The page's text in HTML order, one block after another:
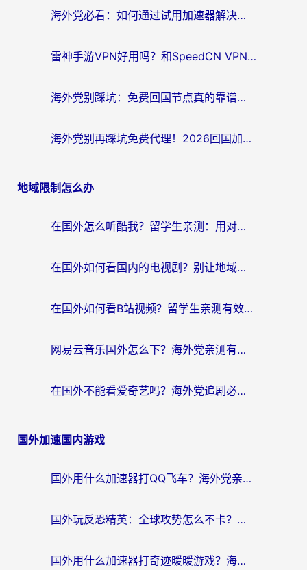
海外党必看：如何通过试用加速器解决国内APP地区限制？附2026最新对比测评
雷神手游VPN好用吗？和SpeedCN VPN对比哪个回国效果更好？海外党亲测3款加速器+避坑指南
海外党别踩坑：免费回国节点真的靠谱吗？教你选对加速器无缝访问国内资源
海外党别再踩坑免费代理！2026回国加速器全攻略：从选线到避坑，无缝访问国内资源
地域限制怎么办
在国外怎么听酷我？留学生亲测：用对加速器就能畅听国内音乐听书
在国外如何看国内的电视剧？别让地域限制成为追剧路上的绊脚石
在国外如何看B站视频？留学生亲测有效的回国加速器选择指南
网易云音乐国外怎么下？海外党亲测有效的回国加速器指南
在国外不能看爱奇艺吗？海外党追剧必看的回国加速器选择指南
国外加速国内游戏
国外用什么加速器打QQ飞车？海外党亲测有效的国服游戏加速指南
国外玩反恐精英：全球攻势怎么不卡？老玩家亲测的加速器选择指南
国外用什么加速器打奇迹暖暖游戏？海外党国服手游畅玩全攻略（附3款热门游戏实测）